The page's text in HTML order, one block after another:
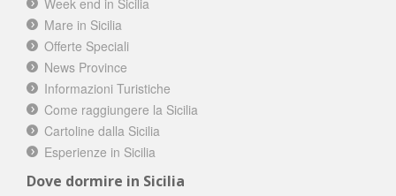
Week end in Sicilia
Mare in Sicilia
Offerte Speciali
News Province
Informazioni Turistiche
Come raggiungere la Sicilia
Cartoline dalla Sicilia
Esperienze in Sicilia
Dove dormire in Sicilia